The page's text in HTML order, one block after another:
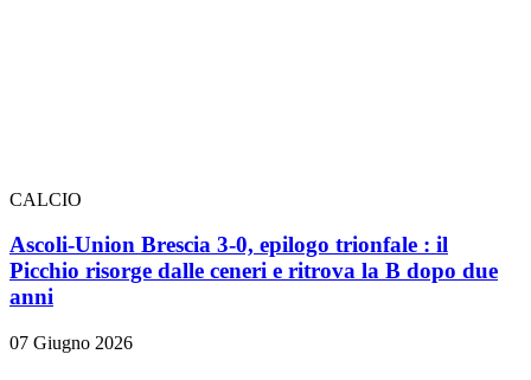
CALCIO
Ascoli-Union Brescia 3-0, epilogo trionfale : il
Picchio risorge dalle ceneri e ritrova la B dopo due
anni
07 Giugno 2026